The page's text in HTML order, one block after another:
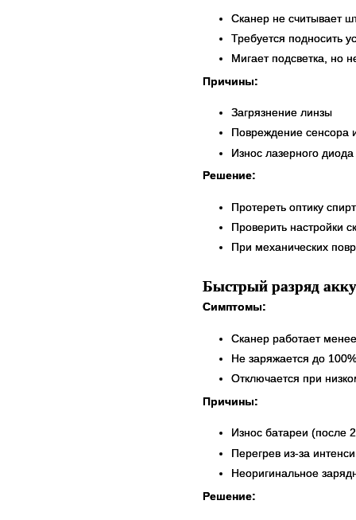
Сканер не считывает
Требуется подносить
Мигает подсветка, но
Причины:
Загрязнение линзы
Повреждение сенсора
Износ лазерного диода
Решение:
Протереть оптику
Проверить настройки
При механических
Быстрый разряд
Симптомы:
Сканер работает
Не заряжается до 100%
Отключается при
Причины:
Износ батареи (после
Перегрев из-за
Неоригинальное
Решение: